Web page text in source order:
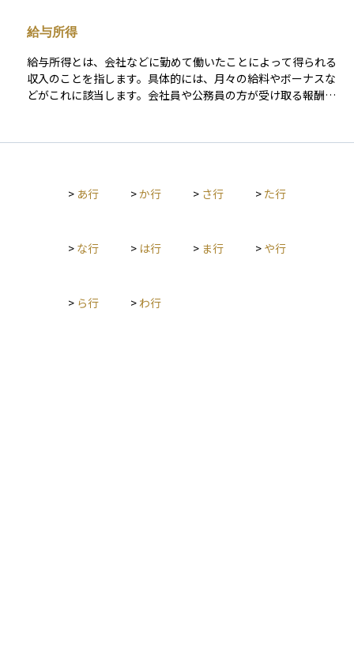
囲を正しく理解することで、予想外の納税を避けたり、適切な
節税対策を行うことができます。
給与所得
給与所得とは、会社などに勤めて働いたことによって得られる
収入のことを指します。具体的には、月々の給料やボーナスな
どがこれに該当します。会社員や公務員の方が受け取る報酬は
を差し引いた後の金額が、実際の課税対象となります。投資の
> あ行 >か行 > さ行 > た行
> な行 > は行 > ま行 > や行
> ら行 > わ行